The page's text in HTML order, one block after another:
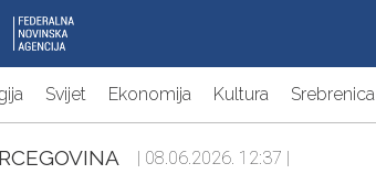
Svijet Ekonomija Kultura Srebrenica
| 08.06.2026. 12:37 |